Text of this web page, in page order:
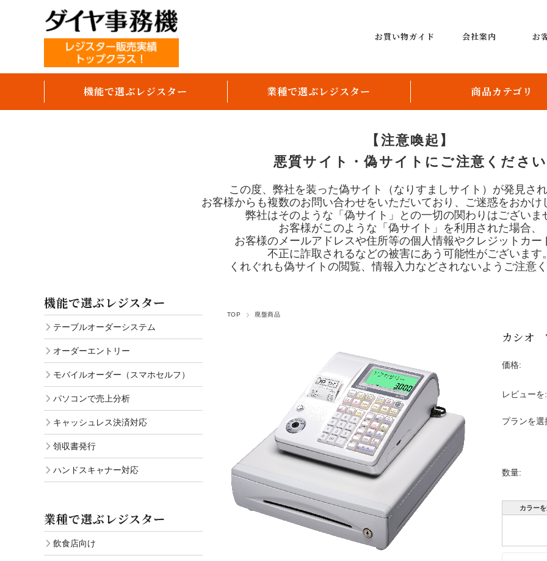
お買い物ガイド 会社案内 お
機能で選ぶレジスター 業種で選ぶレジスター 商品カテゴリ
レシート用紙、ロールペー
券売機
配膳ロボット
デジタルサイネージ
呼び出しベル
プロジェクター
タイムレコーダー
【注意喚起】
悪質サイト・偽サイトにご注意ください
この度、弊社を装った偽サイト（なりすましサイト）が発見さ
お客様からも複数のお問い合わせをいただいており、ご迷惑をおかけ
弊社はそのような「偽サイト」との一切の関わりはございま
お客様がこのような「偽サイト」を利用された場合、
お客様のメールアドレスや住所等の個人情報やクレジットカー
不正に詐取されるなどの被害にあう可能性がございます
くれぐれも偽サイトの閲覧、情報入力などされないようご注意
TOP 廃盤商品
カシオ
価格:
レビューを:
プランを
数量:
カラー
機能で選ぶレジスター
テーブルオーダーシステム
オーダーエントリー
モバイルオーダー（スマホセルフ）
パソコンで売上分析
キャッシュレス決済対応
領収書発行
ハンドスキャナー対応
業種で選ぶレジスター
飲食店向け